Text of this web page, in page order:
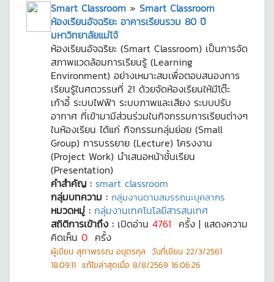
Smart Classroom » Smart Classroom
ห้องเรียนอัจฉริยะ อาคารเรียนรวม 80 ปี
มหาวิทยาลัยแม่โจ้
ห้องเรียนอัจฉริยะ (Smart Classroom) เป็นการจัด
สภาพแวดล้อมการเรียนรู้ (Learning
Environment) อย่างเหมาะสมเพื่อตอบสนองการ
เรียนรู้ในศตวรรษที่ 21 ด้วยจัดห้องเรียนให้มีโต๊ะ
เก้าอี้ ระบบไฟฟ้า ระบบภาพและเสียง ระบบปรับ
อากาศ ที่เข้ามามีส่วนร่วมในกิจกรรมการเรียนต่างๆ
ในห้องเรียน ได้แก่ กิจกรรมกลุ่มย่อย (Small
Group) การบรรยาย (Lecture) โครงงาน
(Project Work) นำเสนอหน้าชั้นเรียน
(Presentation)
คำสำคัญ : smart classroom
กลุ่มบทความ : กลุ่มงานตามสมรรถนะบุคลากร
หมวดหมู่ : กลุ่มงานเทคโนโลยีสารสนเทศ
สถิติการเข้าถึง : เปิดอ่าน 4761 ครั้ง | แสดงความ
คิดเห็น 0 ครั้ง
ผู้เขียน สุภาพรรณ อนุตรกุล วันที่เขียน 22/3/2561
18:09:11 แก้ไขล่าสุดเมื่อ 8/8/2569 16:06:26